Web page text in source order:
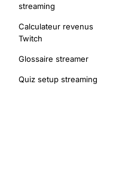
streaming
Calculateur revenus
Twitch
Glossaire streamer
Quiz setup streaming